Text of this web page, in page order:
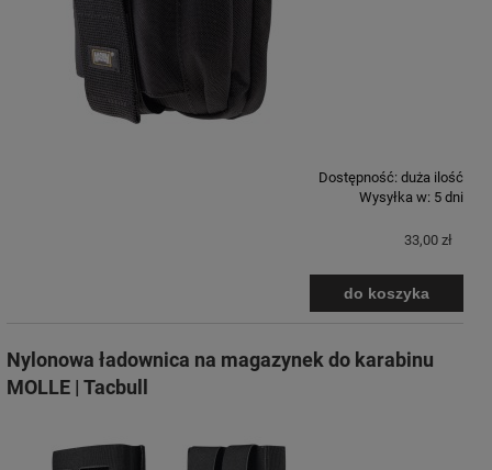
Dostępność: duża ilość
Wysyłka w: 5 dni
33,00 zł
do koszyka
Nylonowa ładownica na magazynek do karabinu
MOLLE | Tacbull